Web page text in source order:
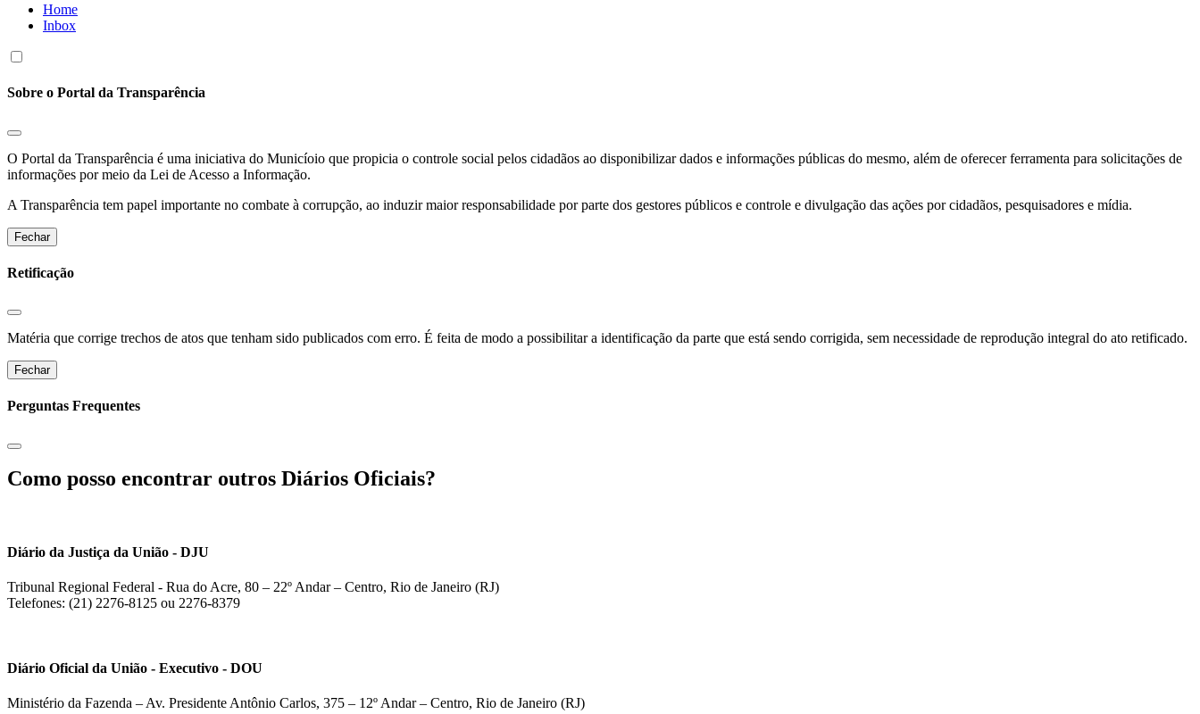
Home
Inbox
Sobre o Portal da Transparência
O Portal da Transparência é uma iniciativa do Municíoio que propicia o controle social pelos cidadãos ao disponibilizar dados e informações públicas do mesmo, além de oferecer ferramenta para solicitações de
informações por meio da Lei de Acesso a Informação.
A Transparência tem papel importante no combate à corrupção, ao induzir maior responsabilidade por parte dos gestores públicos e controle e divulgação das ações por cidadãos, pesquisadores e mídia.
Fechar
Retificação
Matéria que corrige trechos de atos que tenham sido publicados com erro. É feita de modo a possibilitar a identificação da parte que está sendo corrigida, sem necessidade de reprodução integral do ato retificado.
Fechar
Perguntas Frequentes
Como posso encontrar outros Diários Oficiais?
Diário da Justiça da União - DJU
Tribunal Regional Federal - Rua do Acre, 80 – 22º Andar – Centro, Rio de Janeiro (RJ)
Telefones: (21) 2276-8125 ou 2276-8379
Diário Oficial da União - Executivo - DOU
Ministério da Fazenda – Av. Presidente Antônio Carlos, 375 – 12º Andar – Centro, Rio de Janeiro (RJ)